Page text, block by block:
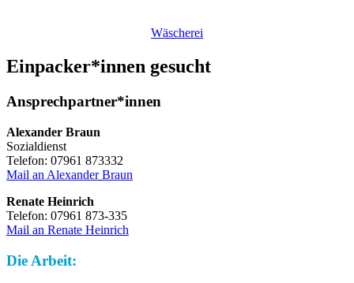
Wäscherei
Einpacker*innen gesucht
Ansprechpartner*innen
Alexander Braun
Sozialdienst
Telefon: 07961 873332
Mail an Alexander Braun
Renate Heinrich
Telefon: 07961 873-335
Mail an Renate Heinrich
Die Arbeit: